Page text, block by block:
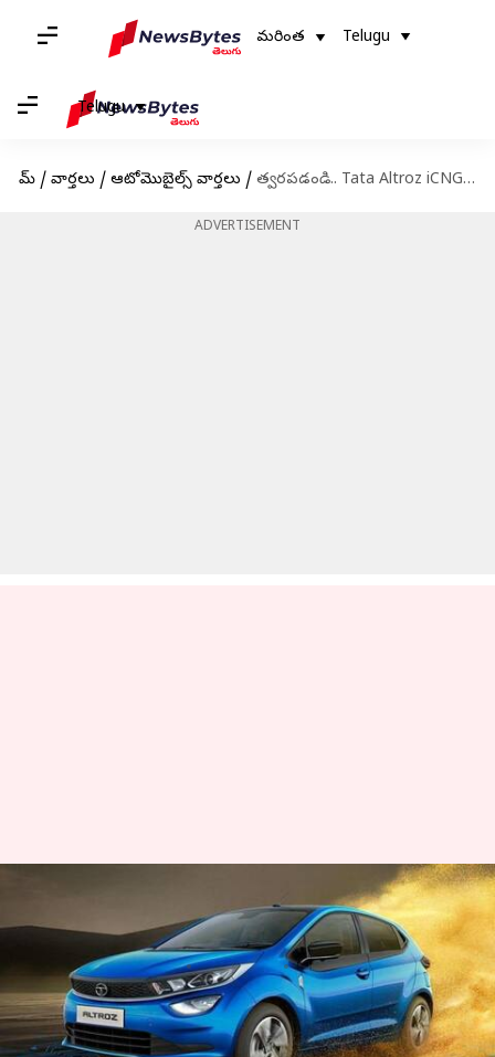
మరింత Telugu
Telugu
హోమ్ / వార్తలు / ఆటోమొబైల్స్ వార్తలు / త్వరపడండి.. Tata Altroz ​​iCNG మోడల్ కోసం బుకింగ్స్ ప్రారంభం
ADVERTISEMENT
త్వరపడండి.. Tata Altroz ​​iCNG
మోడల్ కోసం బుకింగ్స్ ప్రారంభం
Jayachandra Akuri Apr 19, 2023 04:00 pm
ఈ వార్తాకథనం ఏంటి